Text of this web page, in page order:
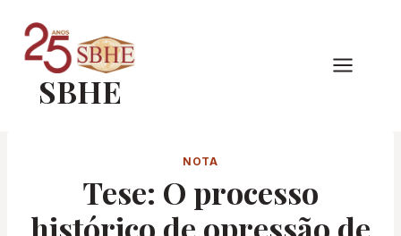
para
ConteúdoSBHE
NOTA
Tese: O processo